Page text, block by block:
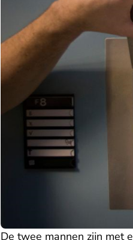
De twee mannen zijn met